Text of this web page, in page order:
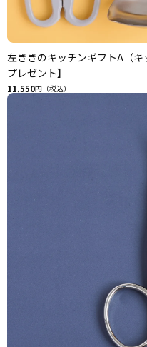
左ききのキッチンギフトA（
プレゼント】
11,550円（税込）